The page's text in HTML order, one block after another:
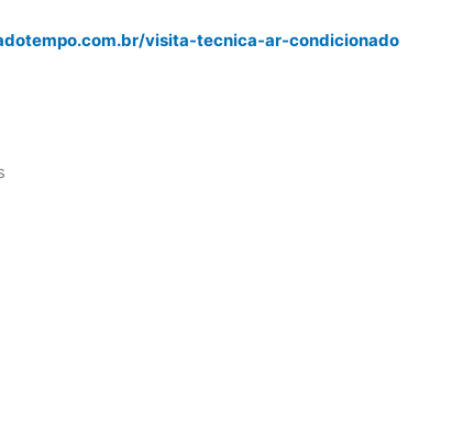
visita-tecnica-ar-condicionado